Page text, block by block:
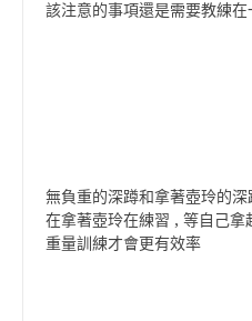
該注意的事項還是需要教練
無負重的深蹲和拿著壺玲的
在拿著壺玲在練習 , 等自己
重量訓練才會更有效率